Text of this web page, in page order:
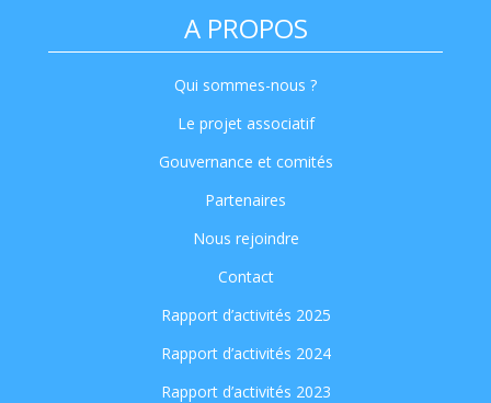
A PROPOS
Qui sommes-nous ?
Le projet associatif
Gouvernance et comités
Partenaires
Nous rejoindre
Contact
Rapport d’activités 2025
Rapport d’activités 2024
Rapport d’activités 2023